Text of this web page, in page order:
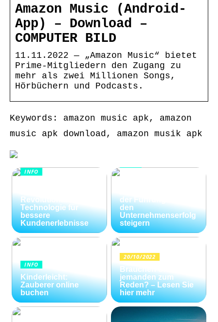
Amazon Music (Android-
App) – Download –
COMPUTER BILD
11.11.2022 — „Amazon Music“ bietet
Prime-Mitgliedern den Zugang zu
mehr als zwei Millionen Songs,
Hörbüchern und Podcasts.
Keywords: amazon music apk, amazon
music apk download, amazon musik apk
INFO
Revolutionäre
Technologie für
bessere
Kundenerlebnisse
der Führungskräfte
den
Unternehmenserfolg
steigern
INFO
Kinderleicht:
Zauberer online
buchen
20/10/2022
Brauchen Sie
jemanden zum
Reden? – Lesen Sie
hier mehr